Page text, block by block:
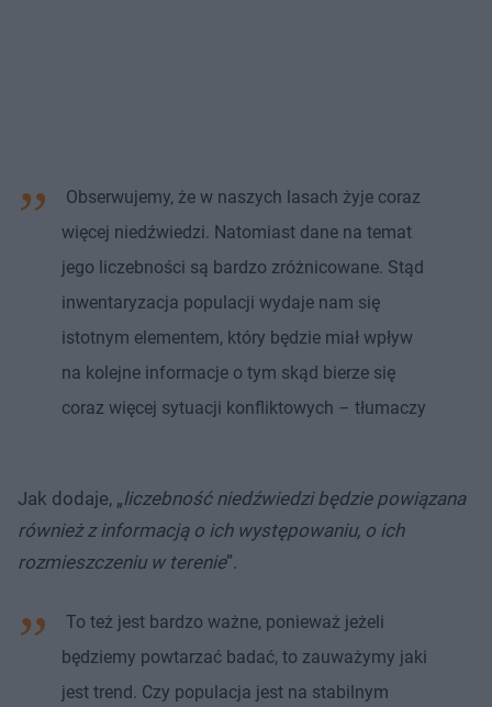
Obserwujemy, że w naszych lasach żyje coraz
więcej niedźwiedzi. Natomiast dane na temat
jego liczebności są bardzo zróżnicowane. Stąd
inwentaryzacja populacji wydaje nam się
istotnym elementem, który będzie miał wpływ
na kolejne informacje o tym skąd bierze się
coraz więcej sytuacji konfliktowych – tłumaczy
Jak dodaje, „liczebność niedźwiedzi będzie powiązana
również z informacją o ich występowaniu, o ich
rozmieszczeniu w terenie”.
To też jest bardzo ważne, ponieważ jeżeli
będziemy powtarzać badać, to zauważymy jaki
jest trend. Czy populacja jest na stabilnym